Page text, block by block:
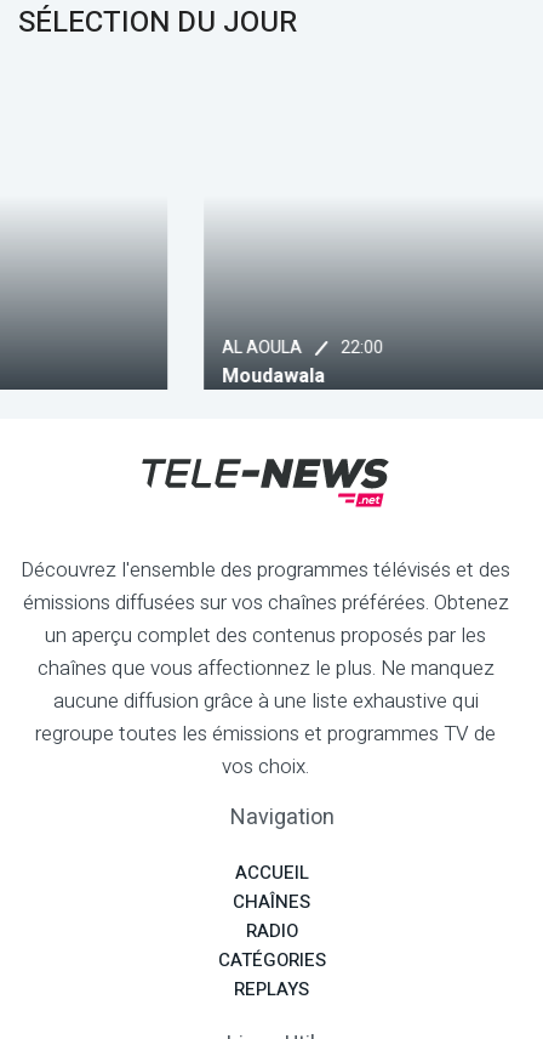
SÉLECTION DU JOUR
Découvrez l'ensemble des programmes télévisés et des
émissions diffusées sur vos chaînes préférées. Obtenez
un aperçu complet des contenus proposés par les
chaînes que vous affectionnez le plus. Ne manquez
aucune diffusion grâce à une liste exhaustive qui
regroupe toutes les émissions et programmes TV de
vos choix.
Navigation
ACCUEIL
CHAÎNES
RADIO
CATÉGORIES
REPLAYS